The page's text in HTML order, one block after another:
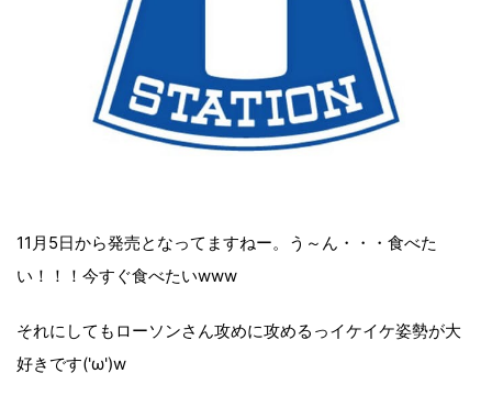
11月5日から発売となってますねー。う～ん・・・食べた
い！！！今すぐ食べたいwww
それにしてもローソンさん攻めに攻めるっイケイケ姿勢が大
好きです('ω')w